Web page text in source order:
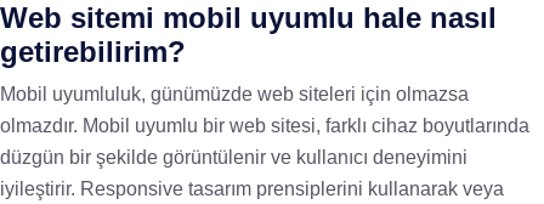
Web sitemi mobil uyumlu hale nasıl
getirebilirim?
Mobil uyumluluk, günümüzde web siteleri için olmazsa
olmazdır. Mobil uyumlu bir web sitesi, farklı cihaz boyutlarında
düzgün bir şekilde görüntülenir ve kullanıcı deneyimini
iyileştirir. Responsive tasarım prensiplerini kullanarak veya